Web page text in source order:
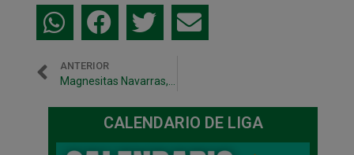
ANTERIOR
CALENDARIO DE LIGA